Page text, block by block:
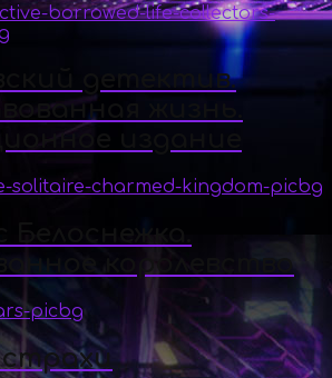
детектив.
жизнь.
издание
страхи